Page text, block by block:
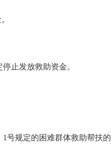
止发放救助资金。
1号规定的困难群体救助帮扶的